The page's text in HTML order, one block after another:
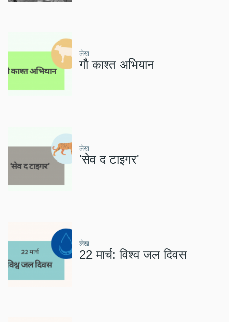
लेख
गौ काश्त अभियान
लेख
'सेव द टाइगर'
लेख
22 मार्च: विश्व जल दिवस